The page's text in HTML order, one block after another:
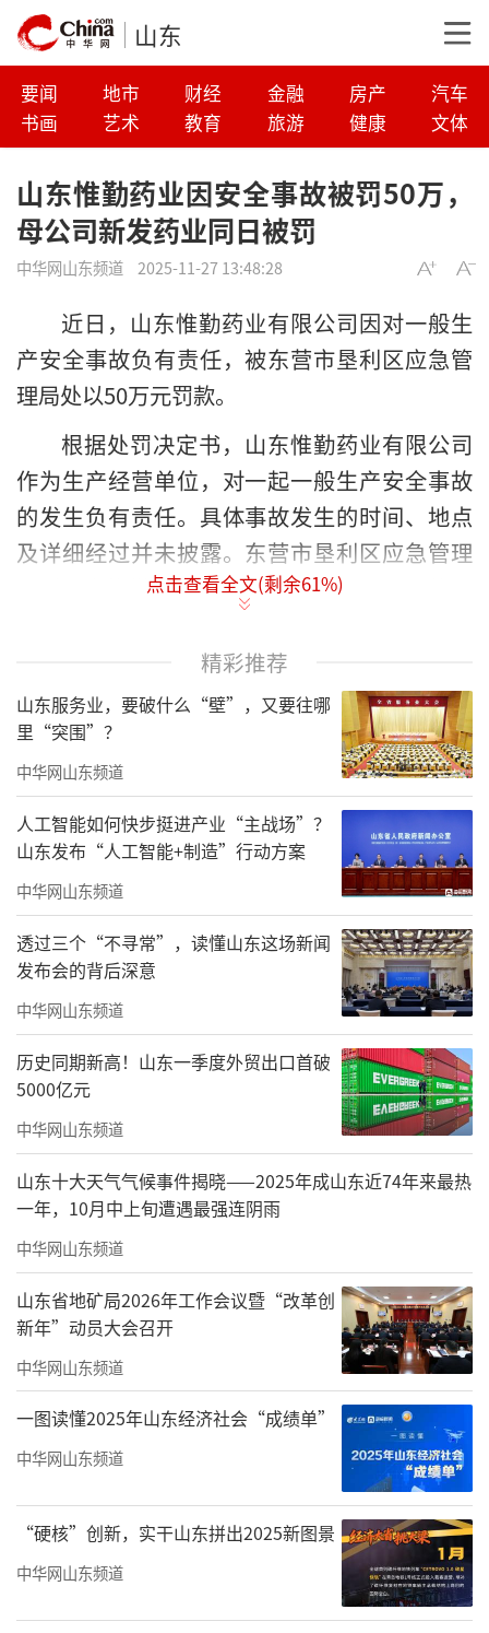
山东
要闻 地市 财经 金融 房产
汽车
书画
艺术 教育 旅游 健康 文体
山东惟勤药业因安全事故被罚50万，
母公司新发药业同日被罚
中华网山东频道 2025-11-27 13:48:28
近日，山东惟勤药业有限公司因对一般生
产安全事故负有责任，被东营市垦利区应急管
理局处以50万元罚款。
根据处罚决定书，山东惟勤药业有限公司
作为生产经营单位，对一起一般生产安全事故
的发生负有责任。具体事故发生的时间、地点
及详细经过并未披露。东营市垦利区应急管理
局对山东惟勤药业有限公司处以50万元罚款，
公开信息显示，山东惟勤药业有限公司成
立于2022年4月，法定代表人为李新发，由新发
药业有限公司全资持股。值得注意的是，11月2
0日新发药业有限公司同样因对一般生产安全事
故发生负有责任，被东营市垦利区应急管理局
处以50万元罚款。
企查查平台信息显示，新发药业有限公司
成立于1998年，法定代表人为李新发。该公司
是一家以生产饲料添加剂、食品添加剂及医药
原料为主的高新技术企业。
（来源：信网）
责任编辑：袁少帅
点击查看全文(剩余61%)
精彩推荐
山东服务业，要破什么“壁”，又要往哪
里“突围”？
中华网山东频道
人工智能如何快步挺进产业“主战场”？
山东发布“人工智能+制造”行动方案
中华网山东频道
透过三个“不寻常”，读懂山东这场新闻
发布会的背后深意
中华网山东频道
历史同期新高！山东一季度外贸出口首破
5000亿元
中华网山东频道
山东十大天气气候事件揭晓——2025年成山东近74年来最热
一年，10月中上旬遭遇最强连阴雨
中华网山东频道
山东省地矿局2026年工作会议暨“改革创
新年”动员大会召开
中华网山东频道
一图读懂2025年山东经济社会“成绩单”
中华网山东频道
“硬核”创新，实干山东拼出2025新图景
中华网山东频道